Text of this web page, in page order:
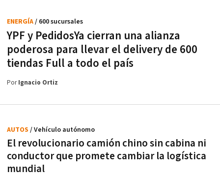
YPF y PedidosYa cierran una alianza
poderosa para llevar el delivery de 600
tiendas Full a todo el país
ENERGÍA/ 600 sucursales
PorIgnacio Ortiz
El revolucionario camión chino sin cabina ni
conductor que promete cambiar la logística
mundial
AUTOS / Vehículo autónomo